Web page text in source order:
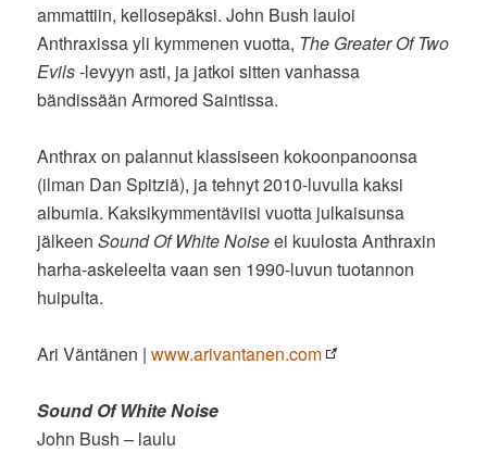
ammattiin, kellosepäksi. John Bush lauloi
Anthraxissa yli kymmenen vuotta, The Greater Of Two
Evils-levyyn asti, ja jatkoi sitten vanhassa
bändissään Armored Saintissa.
Anthrax on palannut klassiseen kokoonpanoonsa
(ilman Dan Spitziä), ja tehnyt 2010-luvulla kaksi
albumia. Kaksikymmentäviisi vuotta julkaisunsa
jälkeenSound Of White Noiseei kuulosta Anthraxin
harha-askeleelta vaan sen 1990-luvun tuotannon
huipulta.
Ari Väntänen |www.arivantanen.com
Sound Of White Noise
John Bush – laulu